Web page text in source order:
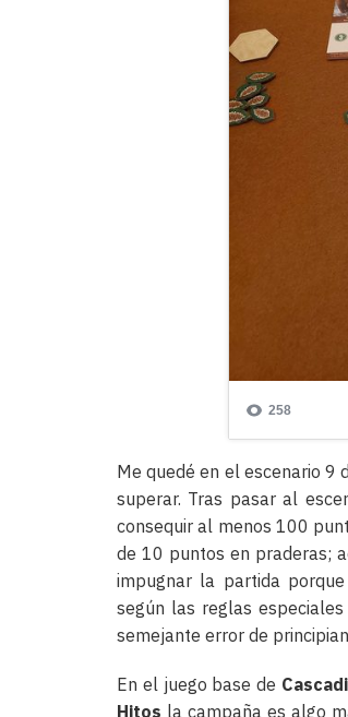
Me quedé en el escenario
superar. Tras pasar al
consequir al menos 100
de 10 puntos en praderas;
impugnar la partida
según las reglas
semejante error de
En el juego base de
Hitos la campaña es algo